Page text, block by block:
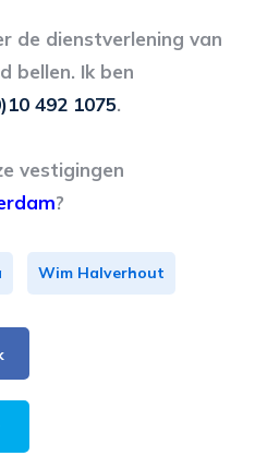
de dienstverlening van
bellen. Ik ben
492 1075.
vestigingen
?
Wim Halverhout